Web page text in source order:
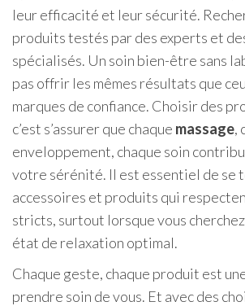
leur efficacité et leur sécurité.
produits testés par des experts et
spécialisés. Un soin bien-être sans
pas offrir les mêmes résultats que
marques de confiance. Choisir des
c’est s’assurer que chaque massage,
enveloppement, chaque soin
votre sérénité. Il est essentiel de se
accessoires et produits qui
stricts, surtout lorsque vous
état de relaxation optimal.
Chaque geste, chaque produit est
prendre soin de vous. Et avec des